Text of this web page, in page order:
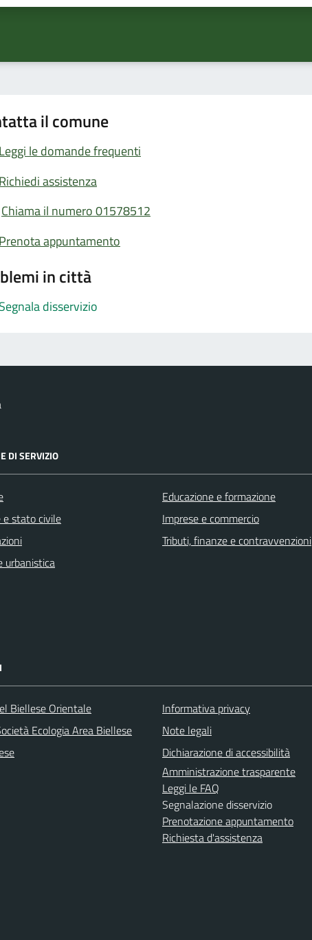
il comune
Leggi le domande frequenti
Richiedi assistenza
Chiama il numero 01578512
Prenota appuntamento
in città
Segnala disservizio
DI SERVIZIO
e stato civile
urbanistica
Educazione e formazione
Imprese e commercio
Tributi, finanze e contravvenzioni
Biellese Orientale
Ecologia Area Biellese
Informativa privacy
Note legali
Dichiarazione di accessibilità
Amministrazione trasparente
Leggi le FAQ
Segnalazione disservizio
Prenotazione appuntamento
Richiesta d'assistenza